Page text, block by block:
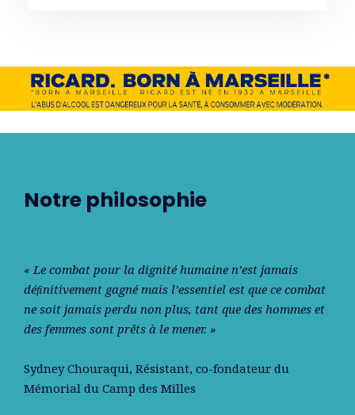
Notre philosophie
« Le combat pour la dignité humaine n’est jamais
déﬁnitivement gagné mais l’essentiel est que ce combat
ne soit jamais perdu non plus, tant que des hommes et
des femmes sont prêts à le mener. »
Sydney Chouraqui, Résistant, co-fondateur du
Mémorial du Camp des Milles